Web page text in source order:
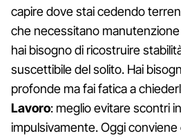
capire dove stai cedendo
che necessitano
hai bisogno di ricostruire
suscettibile del solito. Hai
profonde ma fai fatica a
Lavoro: meglio evitare scontri
impulsivamente. Oggi